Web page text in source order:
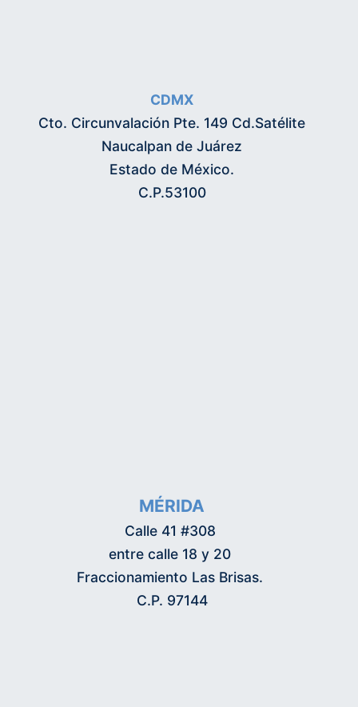
CDMX
Cto. Circunvalación Pte. 149 Cd.Satélite
Naucalpan de Juárez
Estado de México.
C.P.53100
MÉRIDA
Calle 41 #308
entre calle 18 y 20
Fraccionamiento Las Brisas.
C.P. 97144